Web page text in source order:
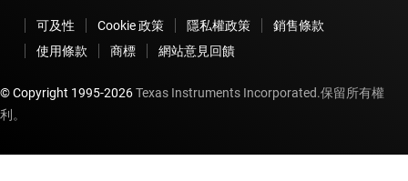
可及性 Cookie 政策 隱私權政策
銷售條款
使用條款
商標 網站意見回饋
© Copyright 1995-2026Texas Instruments Incorporated.保留所有權
利。